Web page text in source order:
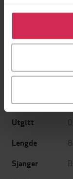
Klikk på «Godta
bruke cookies
tilpasse ditt
Forfattere
Forlag
Utgitt
Lengde
Sjanger